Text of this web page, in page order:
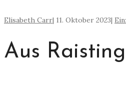
Elisabeth Carr| 11. Oktober 2023|
Aus